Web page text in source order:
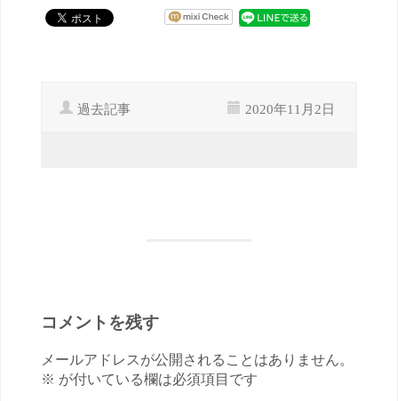
過去記事 2020年11月2日
コメントを残す
メールアドレスが公開されることはありません。
※ が付いている欄は必須項目です